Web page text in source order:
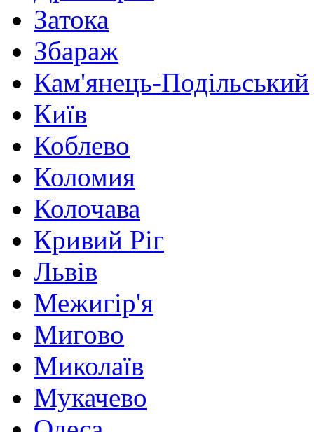
Затока
Збараж
Кам'янець-Подільський
Київ
Коблево
Коломия
Колочава
Кривий Ріг
Львів
Межигір'я
Мигово
Миколаїв
Мукачево